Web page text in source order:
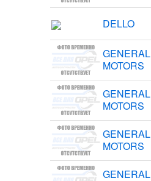
DELLO
GENERAL
MOTORS
GENERAL
MOTORS
GENERAL
MOTORS
GENERAL